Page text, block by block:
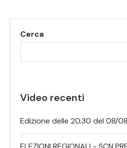
Cerca
Video recenti
Edizione delle 20.30 del 08/